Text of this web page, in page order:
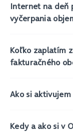
Internet na deň
vyčerpania
Koľko zaplatím
fakturačného
Ako si
Kedy a ako si v